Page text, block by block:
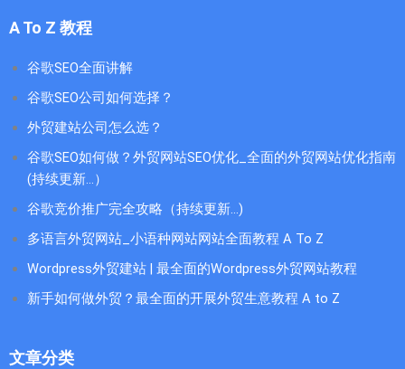
A To Z 教程
谷歌SEO全面讲解
谷歌SEO公司如何选择？
外贸建站公司怎么选？
谷歌SEO如何做？外贸网站SEO优化_全面的外贸网站优化指南
(持续更新...）
谷歌竞价推广完全攻略（持续更新…)
多语言外贸网站_小语种网站网站全面教程 A To Z
Wordpress外贸建站 | 最全面的Wordpress外贸网站教程
新手如何做外贸？最全面的开展外贸生意教程 A to Z
文章分类